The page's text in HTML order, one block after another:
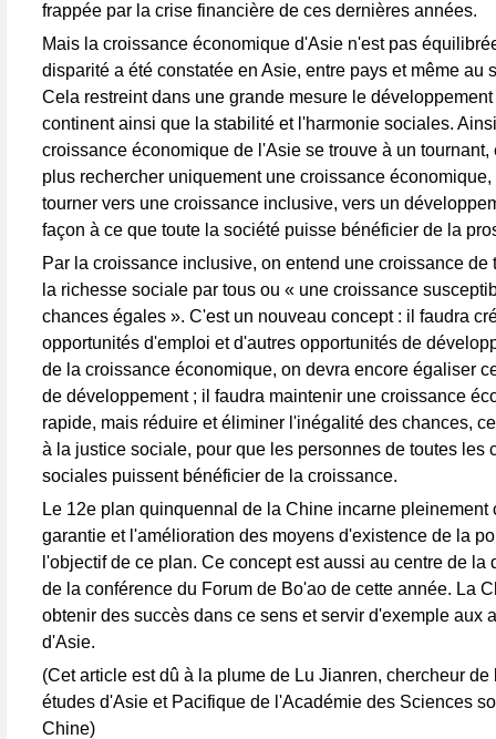
frappée par la crise financière de ces dernières années.
Mais la croissance économique d'Asie n'est pas
disparité a été constatée en Asie, entre pays et même au
Cela restreint dans une grande mesure le
continent ainsi que la stabilité et l'harmonie sociales.
croissance économique de l'Asie se trouve à un tournant,
plus rechercher uniquement une croissance
tourner vers une croissance inclusive, vers un
façon à ce que toute la société puisse bénéficier de la
Par la croissance inclusive, on entend une croissance de
la richesse sociale par tous ou « une croissance
chances égales ». C'est un nouveau concept : il faudra
opportunités d'emploi et d'autres opportunités de
de la croissance économique, on devra encore égaliser
de développement ; il faudra maintenir une croissance
rapide, mais réduire et éliminer l'inégalité des chances,
à la justice sociale, pour que les personnes de toutes les
sociales puissent bénéficier de la croissance.
Le 12e plan quinquennal de la Chine incarne pleinement
garantie et l'amélioration des moyens d'existence de la
l'objectif de ce plan. Ce concept est aussi au centre de la
de la conférence du Forum de Bo'ao de cette année. La
obtenir des succès dans ce sens et servir d'exemple aux
d'Asie.
(Cet article est dû à la plume de Lu Jianren, chercheur de
études d'Asie et Pacifique de l'Académie des Sciences
Chine)